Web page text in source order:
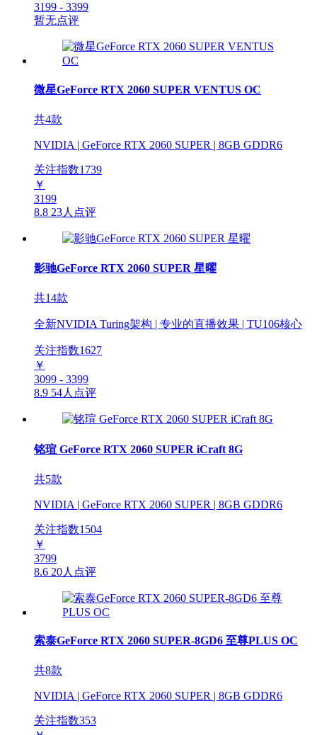
3199 - 3399
暂无点评
微星GeForce RTX 2060 SUPER VENTUS OC
共4款
NVIDIA | GeForce RTX 2060 SUPER | 8GB GDDR6
关注指数1739
￥
3199
8.8 23人点评
影驰GeForce RTX 2060 SUPER 星曜
共14款
全新NVIDIA Turing架构 | 专业的直播效果 | TU106核心
关注指数1627
￥
3099 - 3399
8.9 54人点评
铭瑄 GeForce RTX 2060 SUPER iCraft 8G
共5款
NVIDIA | GeForce RTX 2060 SUPER | 8GB GDDR6
关注指数1504
￥
3799
8.6 20人点评
索泰GeForce RTX 2060 SUPER-8GD6 至尊PLUS OC
共8款
NVIDIA | GeForce RTX 2060 SUPER | 8GB GDDR6
关注指数353